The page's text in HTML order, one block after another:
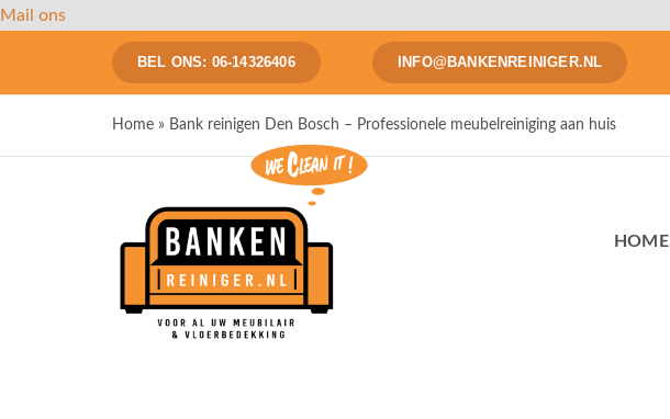
Mail onsGa
inhoud
BEL ONS: 06-14326406 INFO@BANKENREINIGER.NL
HOME
Home » Bank reinigen Den Bosch – Professionele meubelreiniging aan huis